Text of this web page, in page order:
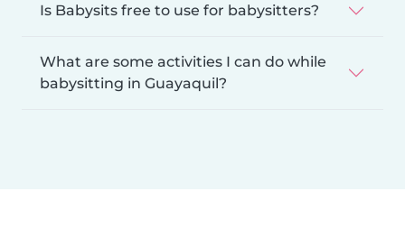
Is Babysits free to use for babysitters?
What are some activities I can do while
babysitting in Guayaquil?